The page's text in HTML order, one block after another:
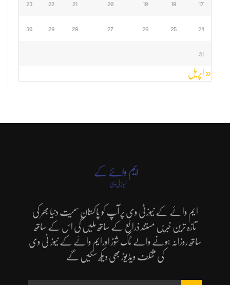
17
18
19
20
21
22
23
24
25
26
27
28
29
30
31
« اپریل
ایم وائے کے نیوزٹی وی پر آپ کو پاکستان سمیت دنیا بھر کی
تازہ ترین خبریں مستند ذرائع کے ساتھ ملیں گی اس کے ساتھ
ساتھ روزانہ ہونے والے ٹاک شوز اورایم وائے کے نیوز ٹی وی
کی مختلف ویڈیوز بھی دیکھ سکیں گے